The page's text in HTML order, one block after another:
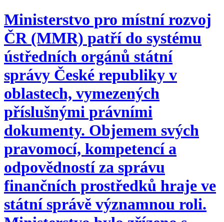
Ministerstvo pro místní rozvoj
ČR (MMR) patří do systému
ústředních orgánů státní
správy České republiky v
oblastech, vymezených
příslušnými právními
dokumenty. Objemem svých
pravomocí, kompetencí a
odpovědností za správu
finančních prostředků hraje ve
státní správě významnou roli.